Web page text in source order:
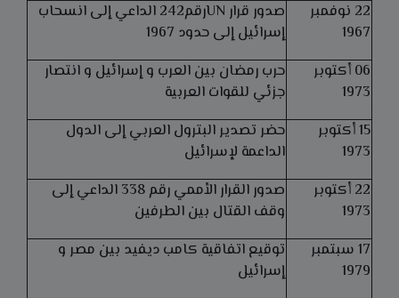
22 نوفمبر
1967
صدور قرار UNرقم242 الداعي إلى انسحاب
إسرائيل إلى حدود 1967
06 أكتوبر
1973
حرب رمضان بين العرب و إسرائيل و انتصار
جزئي للقوات العربية
15 أكتوبر
1973
حضر تصدير البترول العربي إلى الدول
الداعمة لإسرائيل
22 أكتوبر
1973
صدور القرار الأممي رقم 338 الداعي إلى
وقف القتال بين الطرفين
17 سبتمبر
1979
توقيع اتفاقية كامب ديفيد بين مصر و
إسرائيل